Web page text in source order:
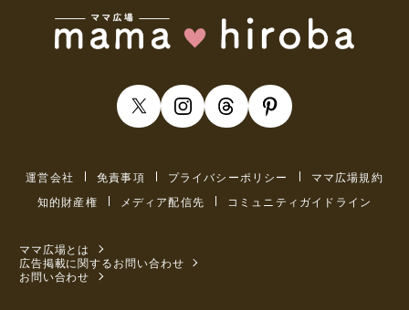
運営会社 免責事項 プライバシーポリシー
ママ広場規約
知的財産権
メディア配信先 コミュニティガイドライン
ママ広場とは
広告掲載に関するお問い合わせ
お問い合わせ